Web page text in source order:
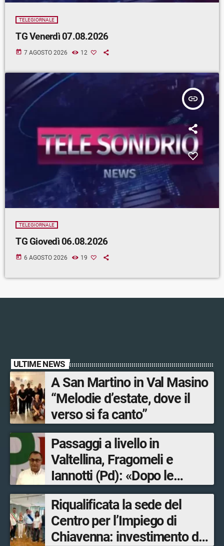
TELEGIORNALE
TG Venerdì 07.08.2026
today 7 AGOSTO 2026 12
insert_link
TELEGIORNALE
TG Giovedì 06.08.2026
today 6 AGOSTO 2026 19
ULTIME NEWS
A San Martino in Val Masino
“Melodie d’estate, dove il
verso si fa canto”
Passaggi a livello in
Valtellina, Fragomeli e
Iannotti (Pd): «Dopo le
Olimpiadi solo un terzo delle
opere sostitutive sarà
ultimato entro il 2026»
Riqualificata la sede del
Centro per l’Impiego di
Chiavenna: investimento da